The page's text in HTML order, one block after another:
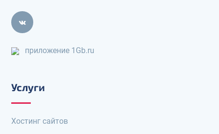
приложение 1Gb.ru
Услуги
Хостинг сайтов